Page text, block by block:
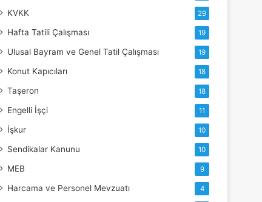
KVKK 29
Hafta Tatili Çalışması 19
Ulusal Bayram ve Genel Tatil Çalışması 19
Konut Kapıcıları 18
Taşeron 18
Engelli İşçi 11
İşkur 10
Sendikalar Kanunu 10
MEB 9
Harcama ve Personel Mevzuatı 4